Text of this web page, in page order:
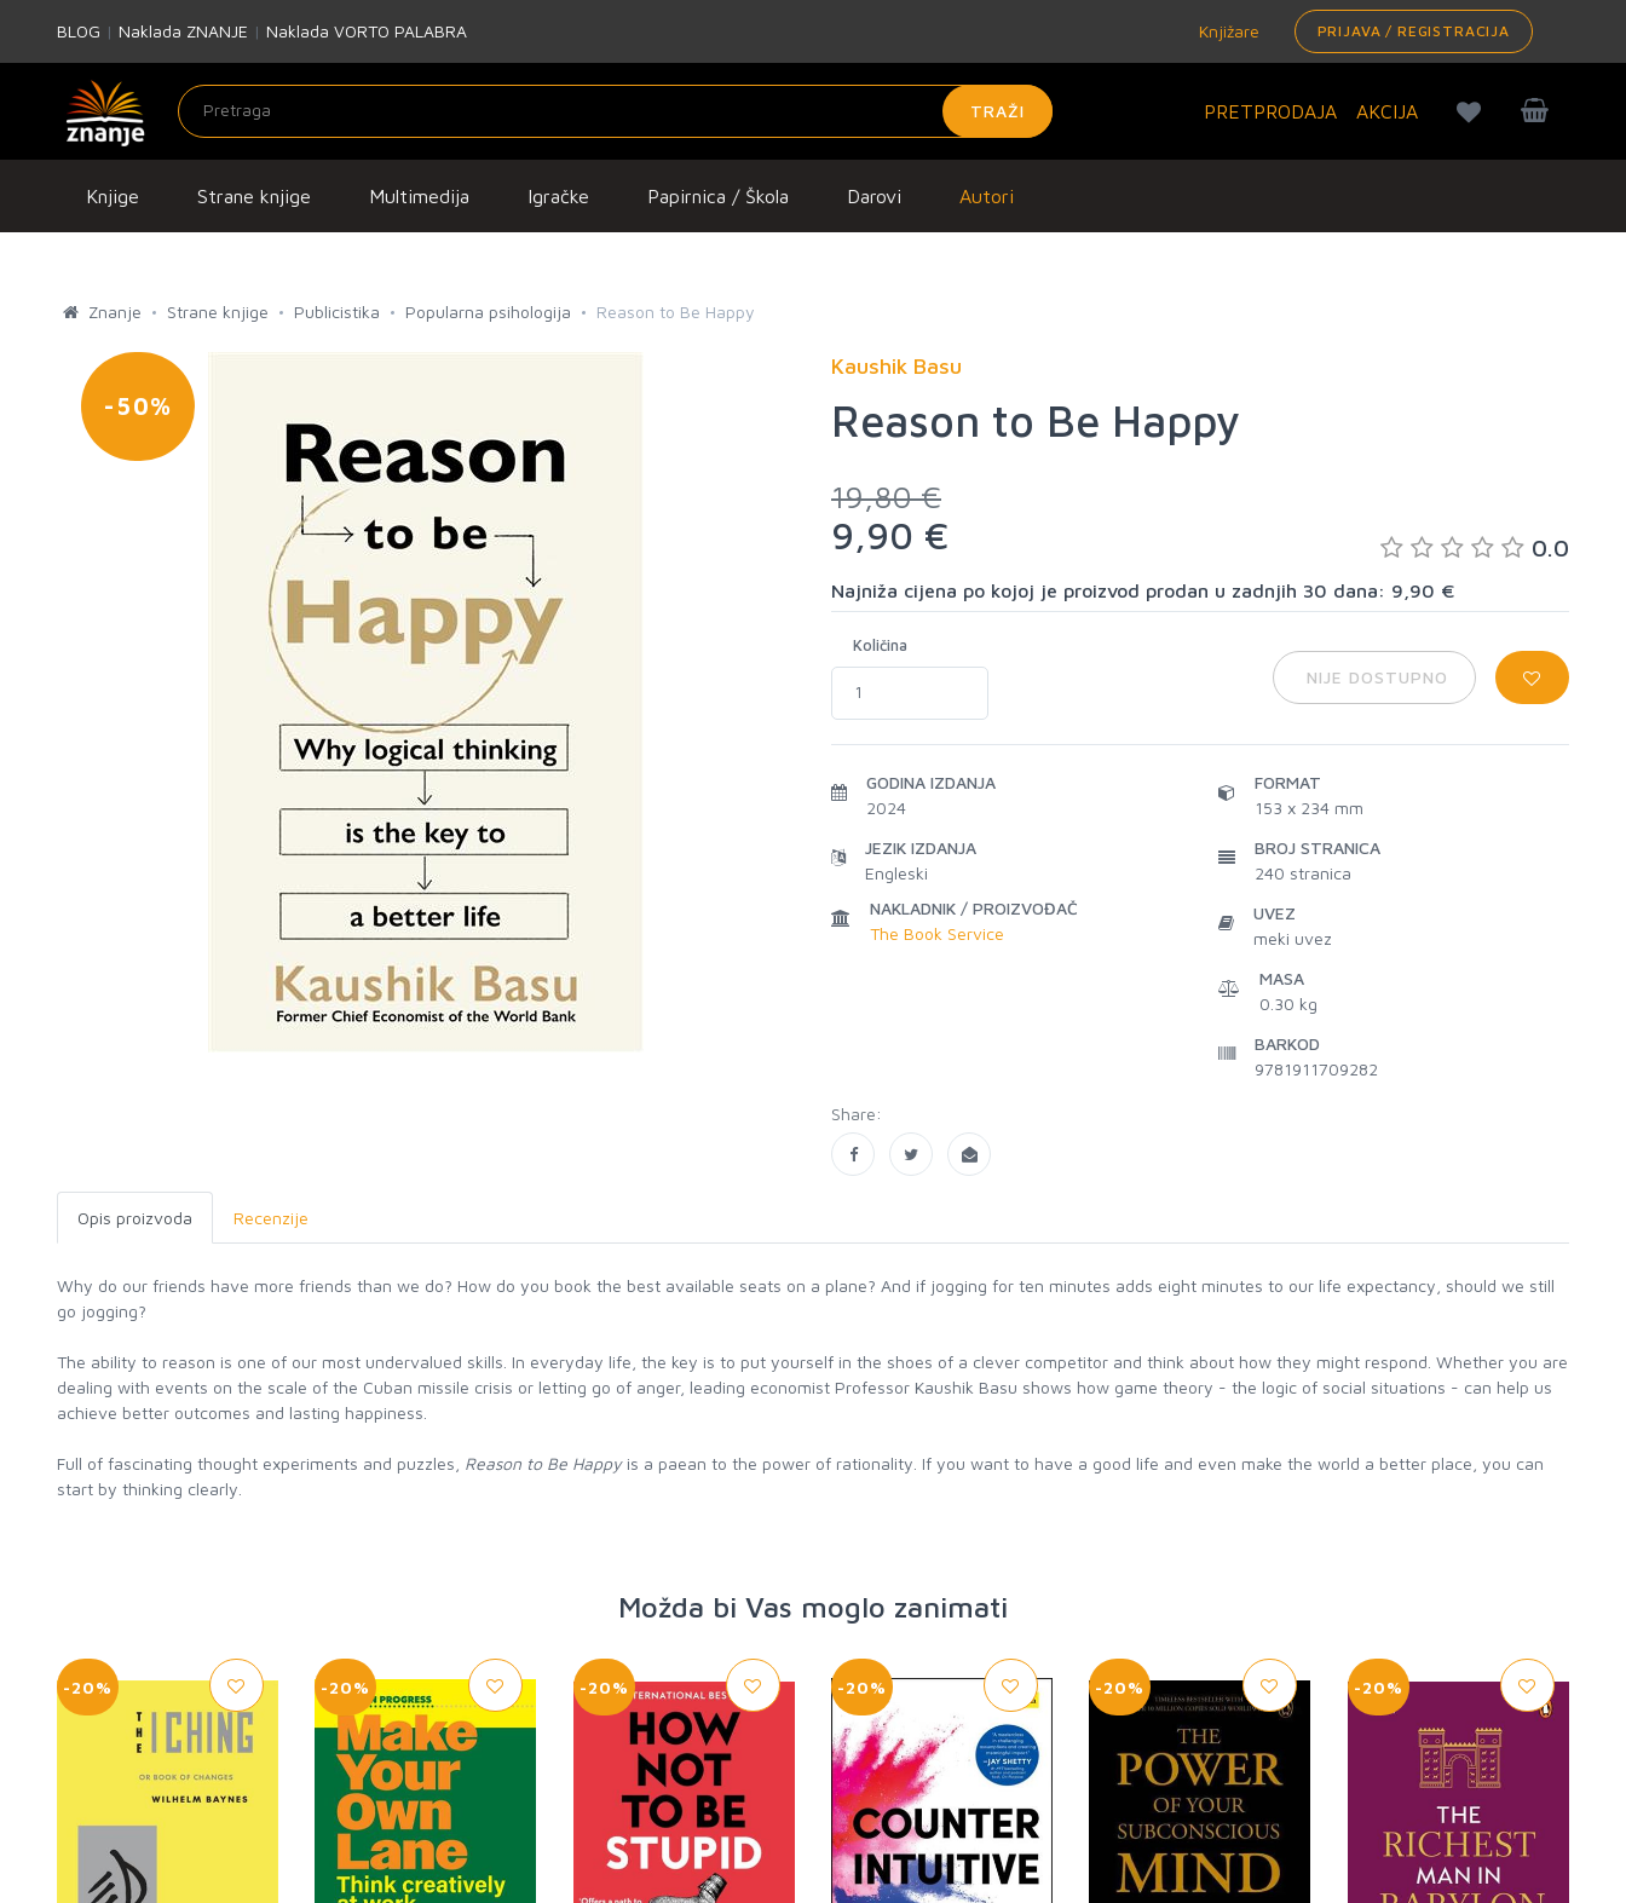
BLOG | Naklada ZNANJE | Naklada VORTO PALABRA Knjižare PRIJAVA / REGISTRACIJA
TRAŽI PRETPRODAJA AKCIJA
Knjige Strane knjige Multimedija Igračke Papirnica / Škola Darovi Autori
Znanje Strane knjige Publicistika Popularna psihologija Reason to Be Happy
-50%
Kaushik Basu
Reason to Be Happy
19,80 €
9,90 € 0.0
Najniža cijena po kojoj je proizvod prodan u zadnjih 30 dana: 9,90 €
Količina
NIJE DOSTUPNO
GODINA IZDANJA
2024
JEZIK IZDANJA
Engleski
NAKLADNIK / PROIZVOĐAČ
The Book Service
FORMAT
153 x 234 mm
BROJ STRANICA
240 stranica
UVEZ
meki uvez
MASA
0.30 kg
BARKOD
9781911709282
Share:
Opis proizvoda Recenzije
Why do our friends have more friends than we do? How do you book the best available seats on a plane? And if jogging for ten minutes adds eight minutes to our life expectancy, should we still
go jogging?
The ability to reason is one of our most undervalued skills. In everyday life, the key is to put yourself in the shoes of a clever competitor and think about how they might respond. Whether you are
dealing with events on the scale of the Cuban missile crisis or letting go of anger, leading economist Professor Kaushik Basu shows how game theory - the logic of social situations - can help us
achieve better outcomes and lasting happiness.
Full of fascinating thought experiments and puzzles, Reason to Be Happy is a paean to the power of rationality. If you want to have a good life and even make the world a better place, you can
start by thinking clearly.
Možda bi Vas moglo zanimati
-20% -20% -20% -20% -20% -20%